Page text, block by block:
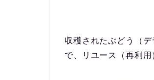
収穫されたぶどう（
で、リユース（再利用